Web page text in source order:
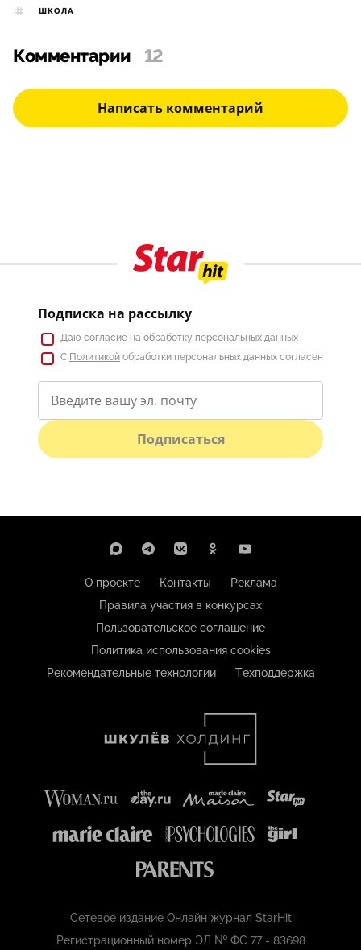
ШКОЛА
Комментарии 12
Написать комментарий
Подписка на рассылку
Даю согласие на обработку персональных данных
С Политикой обработки персональных данных согласен
Подписаться
О проекте Контакты
Реклама
Правила участия в конкурсах
Пользовательское соглашение
Политика использования cookies
Рекомендательные технологии
Техподдержка
Сетевое издание Онлайн журнал StarHit
Регистрационный номер ЭЛ № ФС 77 - 83698